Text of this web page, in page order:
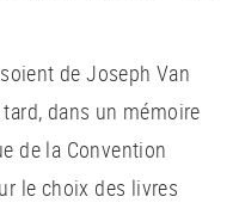
de Joseph Van
dans un mémoire
de la Convention
le choix des livres